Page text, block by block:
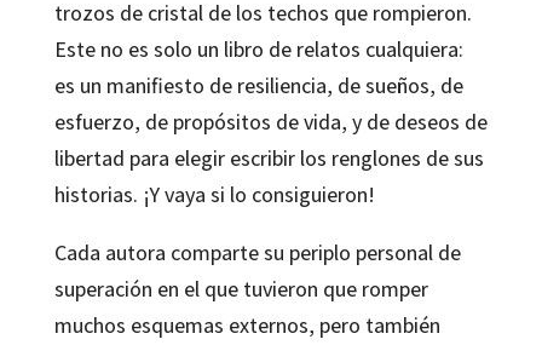
trozos de cristal de los techos que rompieron.
Este no es solo un libro de relatos cualquiera:
es un manifiesto de resiliencia, de sueños, de
esfuerzo, de propósitos de vida, y de deseos de
libertad para elegir escribir los renglones de sus
historias. ¡Y vaya si lo consiguieron!
Cada autora comparte su periplo personal de
superación en el que tuvieron que romper
muchos esquemas externos, pero también